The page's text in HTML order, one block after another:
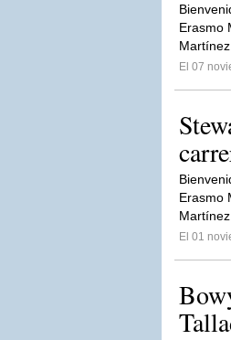
Erasmo
El 07
Erasmo
El 01